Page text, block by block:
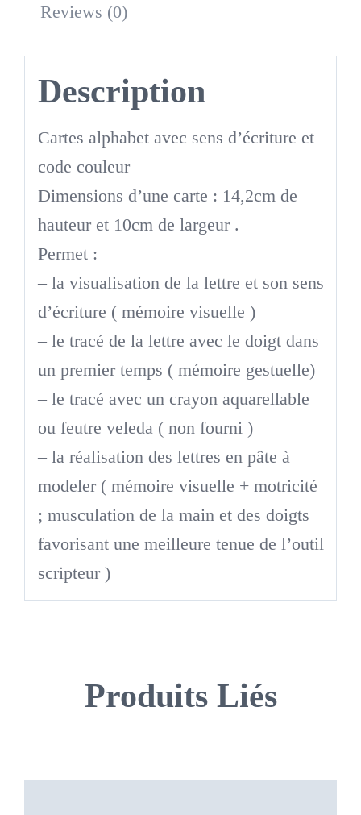
Reviews (0)
Description
Cartes alphabet avec sens d’écriture et
code couleur
Dimensions d’une carte : 14,2cm de
hauteur et 10cm de largeur .
Permet :
– la visualisation de la lettre et son sens
d’écriture ( mémoire visuelle )
– le tracé de la lettre avec le doigt dans
un premier temps ( mémoire gestuelle)
– le tracé avec un crayon aquarellable
ou feutre veleda ( non fourni )
– la réalisation des lettres en pâte à
modeler ( mémoire visuelle + motricité
; musculation de la main et des doigts
favorisant une meilleure tenue de l’outil
scripteur )
Produits Liés